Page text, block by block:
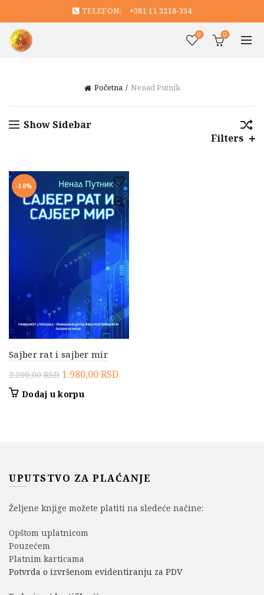
TELEFON: +381 11 3218-354
0 0
Početna Nenad Putnik
Show Sidebar
Filters
-10%
Sajber rat i sajber mir
2.200,00RSD Originalna
1.980,00RSDTrenutna
Dodaj u korpu
UPUTSTVO ZA PLAĆANJE
Željene knjige možete platiti na sledeće načine:
Opštom uplatnicom
Pouzećem
Platnim karticama
Potvrda o izvršenom evidentiranju za PDV